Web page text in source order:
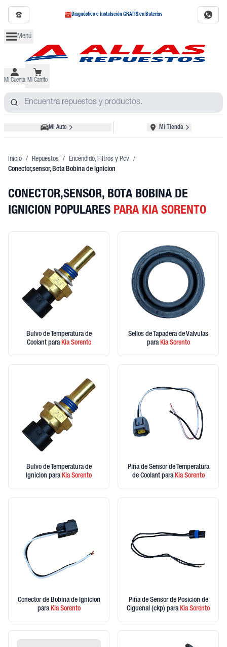
Diagnóstico e Instalación GRATIS en Baterías
Menú
Mi Cuenta Mi Carrito
Mi Auto Mi Tienda
Inicio / Repuestos / Encendido, Filtros y Pcv /
Conector,sensor, Bota Bobina de Ignicion
CONECTOR,SENSOR, BOTA BOBINA DE
IGNICION POPULARES PARA KIA SORENTO
Bulvo de Temperatura de
Coolant paraKiaSorento
Sellos de Tapadera de Valvulas
paraKiaSorento
Bulvo de Temperatura de
Ignicion paraKiaSorento
Piña de Sensor de Temperatura
de Coolant paraKiaSorento
Conector de Bobina de Ignicion
paraKiaSorento
Piña de Sensor de Posicion de
Ciguenal (ckp) paraKiaSorento